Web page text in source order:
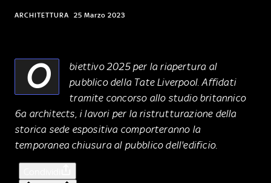
ARCHITETTURA 25 Marzo 2023
O
biettivo 2025 per la riapertura al
pubblico della Tate Liverpool. Affidati
tramite concorso allo studio britannico
6a architects, i lavori per la ristrutturazione della
storica sede espositiva comporteranno la
temporanea chiusura al pubblico dell'edificio.